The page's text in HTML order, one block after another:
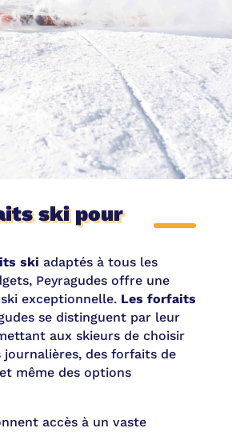
ski pour
ski adaptés à tous les
Peyragudes offre une
exceptionnelle. Les forfaits
se distinguent par leur
aux skieurs de choisir
journalières, des forfaits de
même des options
accès à un vaste